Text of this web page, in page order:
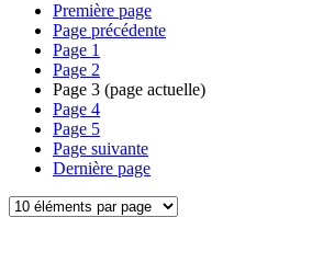
Première page
Page précédente
Page 1
Page 2
Page 3 (page actuelle)
Page 4
Page 5
Page suivante
Dernière page